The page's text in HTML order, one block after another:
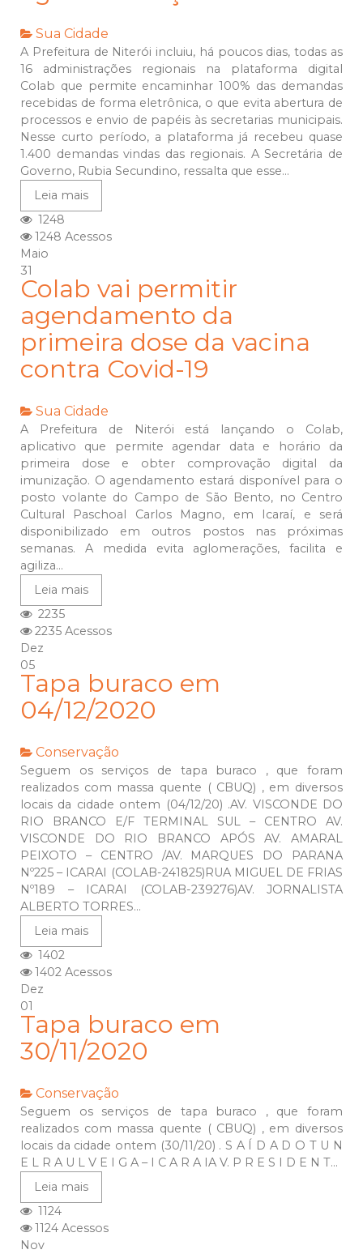
Sua Cidade
A Prefeitura de Niterói incluiu, há poucos dias, todas as
16 administrações regionais na plataforma digital
Colab que permite encaminhar 100% das demandas
recebidas de forma eletrônica, o que evita abertura de
processos e envio de papéis às secretarias municipais.
Nesse curto período, a plataforma já recebeu quase
1.400 demandas vindas das regionais. A Secretária de
Governo, Rubia Secundino, ressalta que esse...
Leia mais
1248
1248 Acessos
Maio
31
Colab vai permitir
agendamento da
primeira dose da vacina
contra Covid-19
Sua Cidade
A Prefeitura de Niterói está lançando o Colab,
aplicativo que permite agendar data e horário da
primeira dose e obter comprovação digital da
imunização. O agendamento estará disponível para o
posto volante do Campo de São Bento, no Centro
Cultural Paschoal Carlos Magno, em Icaraí, e será
disponibilizado em outros postos nas próximas
semanas. A medida evita aglomerações, facilita e
agiliza...
Leia mais
2235
2235 Acessos
Dez
05
Tapa buraco em
04/12/2020
Conservação
Seguem os serviços de tapa buraco , que foram
realizados com massa quente ( CBUQ) , em diversos
locais da cidade ontem (04/12/20) .AV. VISCONDE DO
RIO BRANCO E/F TERMINAL SUL – CENTRO AV.
VISCONDE DO RIO BRANCO APÓS AV. AMARAL
PEIXOTO – CENTRO /AV. MARQUES DO PARANA
Nº225 – ICARAI (COLAB-241825)RUA MIGUEL DE FRIAS
Nº189 – ICARAI (COLAB-239276)AV. JORNALISTA
ALBERTO TORRES...
Leia mais
1402
1402 Acessos
Dez
01
Tapa buraco em
30/11/2020
Conservação
Seguem os serviços de tapa buraco , que foram
realizados com massa quente ( CBUQ) , em diversos
locais da cidade ontem (30/11/20) . S A Í D A D O T U N
E L R A U L V E I G A – I C A R A IA V. P R E S I D E N T...
Leia mais
1124
1124 Acessos
Nov